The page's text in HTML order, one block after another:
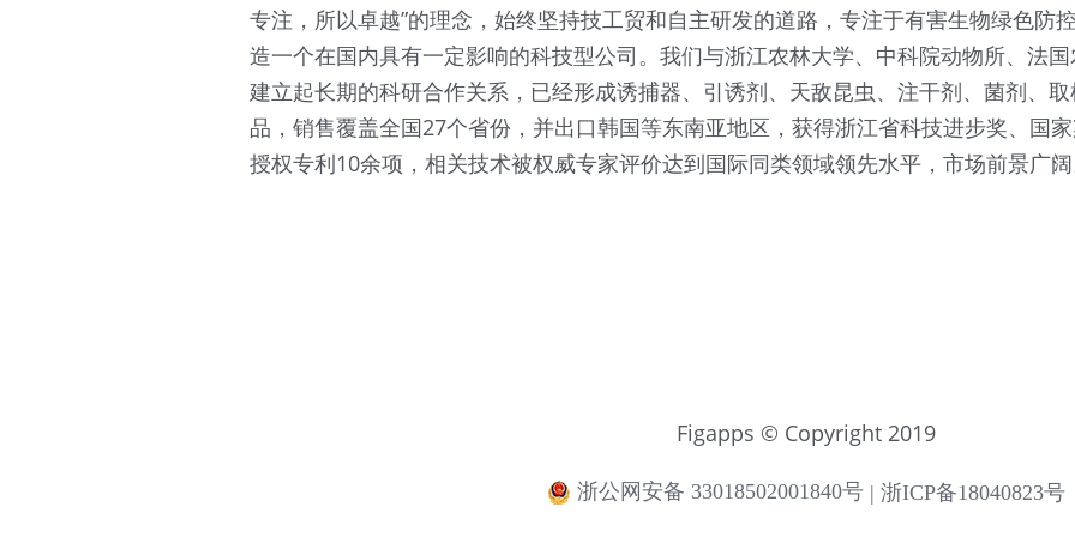
专注，所以卓越”的理念，始终坚持技工贸和自主研发的道路，专注于有害生物绿色防
造一个在国内具有一定影响的科技型公司。我们与浙江农林大学、中科院动物所、法
建立起长期的科研合作关系，已经形成诱捕器、引诱剂、天敌昆虫、注干剂、菌剂、
品，销售覆盖全国27个省份，并出口韩国等东南亚地区，获得浙江省科技进步奖、国
授权专利10余项，相关技术被权威专家评价达到国际同类领域领先水平，市场前景广
Figapps © Copyright 2019
浙公网安备 33018502001840号 | 浙ICP备18040823号